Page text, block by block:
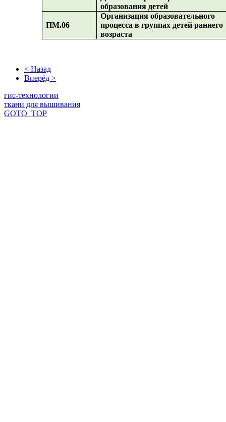
образования детей
ПМ.06
Организация образовательного
процесса в группах детей раннего
возраста
< Назад
Вперёд >
гис-технологии
ткани для вышивания
GOTO_TOP